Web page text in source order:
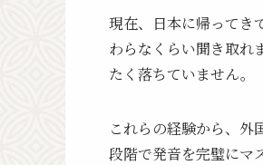
現在、日本に帰ってき
わらなくらい聞き取れ
たく落ちていません。
これらの経験から、外
段階で発音を完璧にマ